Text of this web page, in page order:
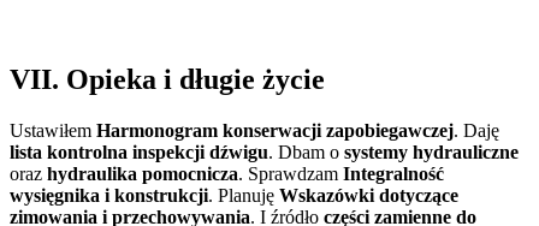
VII. Opieka i długie życie
Ustawiłem Harmonogram konserwacji zapobiegawczej. Daję
lista kontrolna inspekcji dźwigu. Dbam o systemy hydrauliczne
oraz hydraulika pomocnicza. Sprawdzam Integralność
wysięgnika i konstrukcji. Planuję Wskazówki dotyczące
zimowania i przechowywania. I źródło części zamienne do